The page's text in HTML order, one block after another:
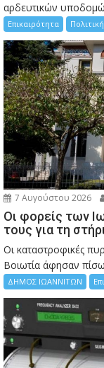
αρδευτικών
Επικαιρότητα Πολιτική
7 Αυγούστου 2026
Οι φορείς των
τους για τη
Οι καταστροφικές
Bοιωτία άφησαν
ΔΗΜΟΣ ΙΩΑΝΝΙΤΩΝ